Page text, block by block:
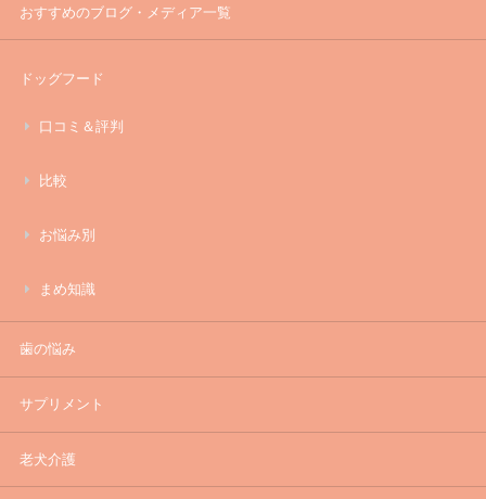
おすすめのブログ・メディア一覧
ドッグフード
口コミ＆評判
比較
お悩み別
まめ知識
歯の悩み
サプリメント
老犬介護